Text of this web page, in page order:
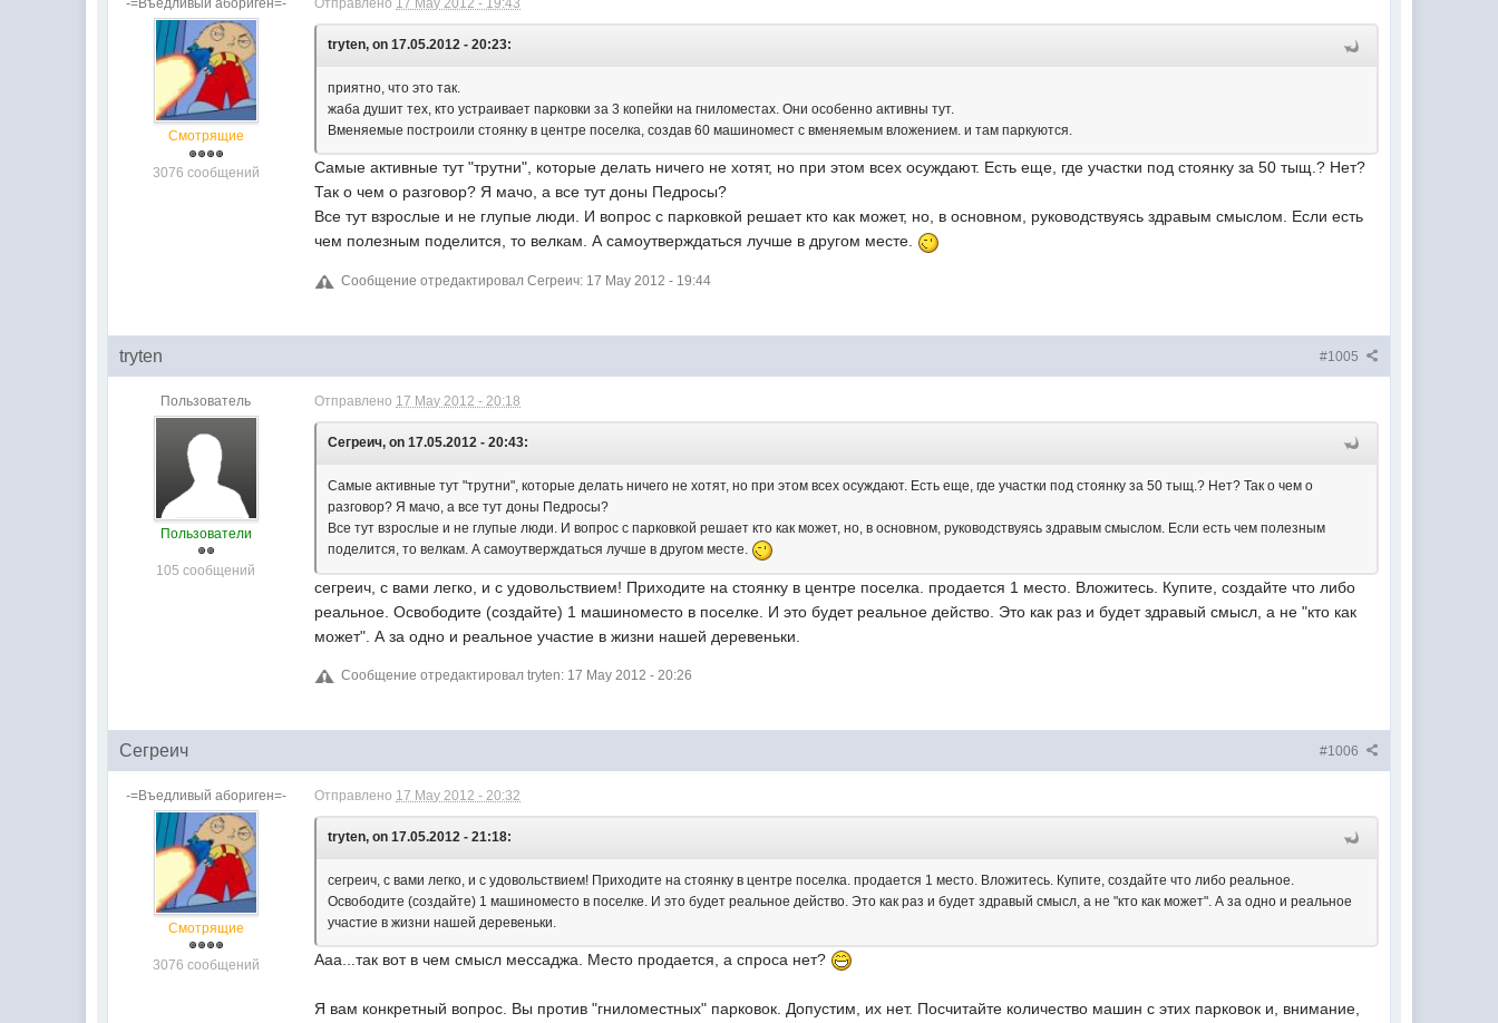
-=Въедливый абориген=-
Смотрящие
3076 сообщений
Отправлено 17 May 2012 - 19:43
tryten, on 17.05.2012 - 20:23:
приятно, что это так.
жаба душит тех, кто устраивает парковки за 3 копейки на гниломестах. Они особенно активны тут.
Вменяемые построили стоянку в центре поселка, создав 60 машиномест с вменяемым вложением. и там паркуются.
Самые активные тут "трутни", которые делать ничего не хотят, но при этом всех осуждают. Есть еще, где участки под стоянку за 50 тыщ.? Нет?
Так о чем о разговор? Я мачо, а все тут доны Педросы?
Все тут взрослые и не глупые люди. И вопрос с парковкой решает кто как может, но, в основном, руководствуясь здравым смыслом. Если есть
чем полезным поделится, то велкам. А самоутверждаться лучше в другом месте.
Сообщение отредактировал Сегреич: 17 May 2012 - 19:44
#1005
tryten
Пользователь
Пользователи
105 сообщений
Отправлено 17 May 2012 - 20:18
Сегреич, on 17.05.2012 - 20:43:
Самые активные тут "трутни", которые делать ничего не хотят, но при этом всех осуждают. Есть еще, где участки под стоянку за 50 тыщ.? Нет? Так о чем о
разговор? Я мачо, а все тут доны Педросы?
Все тут взрослые и не глупые люди. И вопрос с парковкой решает кто как может, но, в основном, руководствуясь здравым смыслом. Если есть чем полезным
поделится, то велкам. А самоутверждаться лучше в другом месте.
сегреич, с вами легко, и с удовольствием! Приходите на стоянку в центре поселка. продается 1 место. Вложитесь. Купите, создайте что либо
реальное. Освободите (создайте) 1 машиноместо в поселке. И это будет реальное действо. Это как раз и будет здравый смысл, а не "кто как
может". А за одно и реальное участие в жизни нашей деревеньки.
Сообщение отредактировал tryten: 17 May 2012 - 20:26
#1006
Сегреич
-=Въедливый абориген=-
Смотрящие
3076 сообщений
Отправлено 17 May 2012 - 20:32
tryten, on 17.05.2012 - 21:18:
сегреич, с вами легко, и с удовольствием! Приходите на стоянку в центре поселка. продается 1 место. Вложитесь. Купите, создайте что либо реальное.
Освободите (создайте) 1 машиноместо в поселке. И это будет реальное действо. Это как раз и будет здравый смысл, а не "кто как может". А за одно и реальное
участие в жизни нашей деревеньки.
Ааа...так вот в чем смысл мессаджа. Место продается, а спроса нет?
Я вам конкретный вопрос. Вы против "гниломестных" парковок. Допустим, их нет. Посчитайте количество машин с этих парковок и, внимание,